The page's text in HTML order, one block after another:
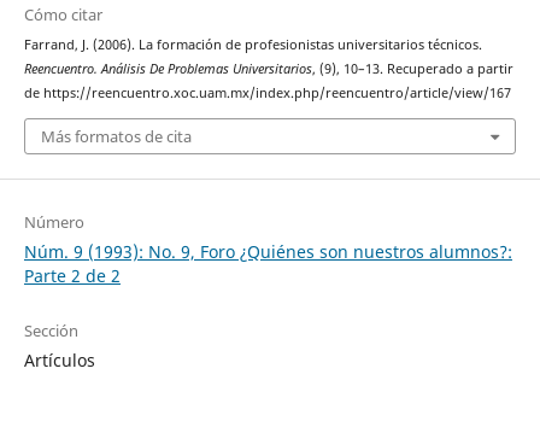
Cómo citar
Farrand, J. (2006). La formación de profesionistas universitarios técnicos.
Reencuentro. Análisis De Problemas Universitarios, (9), 10–13. Recuperado a partir
de https://reencuentro.xoc.uam.mx/index.php/reencuentro/article/view/167
Más formatos de cita
Número
Núm. 9 (1993): No. 9, Foro ¿Quiénes son nuestros alumnos?:
Parte 2 de 2
Sección
Artículos